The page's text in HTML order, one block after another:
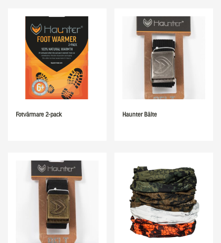
Fotvärmare 2-pack Haunter Bälte